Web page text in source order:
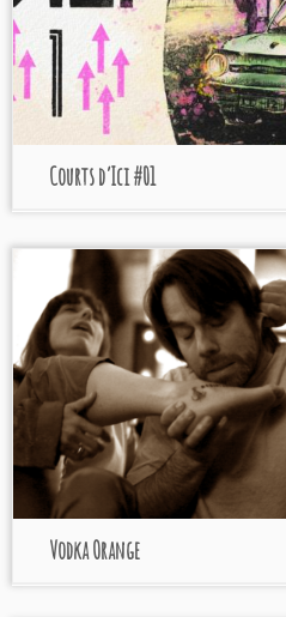
Courts d’Ici #01
Vodka Orange